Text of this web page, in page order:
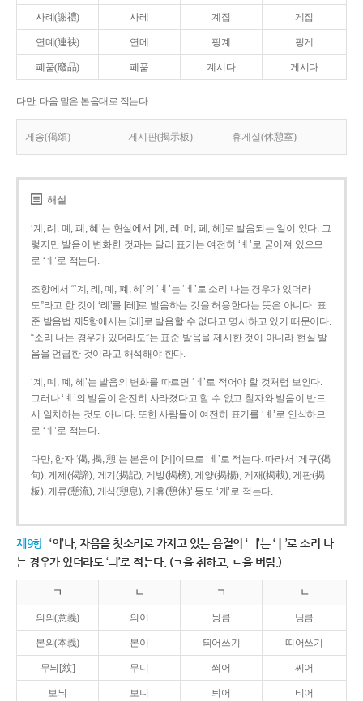
사례(謝禮) 사레 계집 게집
연몌(連袂) 연메 핑계 핑게
폐품(廢品) 페품 계시다 게시다
다만, 다음 말은 본음대로 적는다.
게송(偈頌) 게시판(揭示板) 휴게실(休憩室)
해설
‘계, 례, 몌, 폐, 혜’는 현실에서 [게, 레, 메, 페, 헤]로 발음되는 일이 있다. 그
렇지만 발음이 변화한 것과는 달리 표기는 여전히 ‘ㅖ’로 굳어져 있으므
로 ‘ㅖ’로 적는다.
조항에서 “‘계, 례, 몌, 폐, 혜’의 ‘ㅖ’는 ‘ㅔ’로 소리 나는 경우가 있더라
도”라고 한 것이 ‘례’를 [레]로 발음하는 것을 허용한다는 뜻은 아니다. 표
준 발음법 제5항에서는 [레]로 발음할 수 없다고 명시하고 있기 때문이다.
“소리 나는 경우가 있더라도”는 표준 발음을 제시한 것이 아니라 현실 발
음을 언급한 것이라고 해석해야 한다.
‘계, 몌, 폐, 혜’는 발음의 변화를 따르면 ‘ㅔ’로 적어야 할 것처럼 보인다.
그러나 ‘ㅖ’의 발음이 완전히 사라졌다고 할 수 없고 철자와 발음이 반드
시 일치하는 것도 아니다. 또한 사람들이 여전히 표기를 ‘ㅖ’로 인식하므
로 ‘ㅖ’로 적는다.
다만, 한자 ‘偈, 揭, 憩’는 본음이 [게]이므로 ‘ㅔ’로 적는다. 따라서 ‘게구(偈
句), 게제(偈諦), 게기(揭記), 게방(揭榜), 게양(揭揚), 게재(揭載), 게판(揭
板), 게류(憩流), 게식(憩息), 게휴(憩休)’ 등도 ‘게’로 적는다.
제9항 ‘의’나, 자음을 첫소리로 가지고 있는 음절의 ‘ㅢ’는 ‘ㅣ’로 소리 나
는 경우가 있더라도 ‘ㅢ’로 적는다. (ㄱ을 취하고, ㄴ을 버림.)
ㄱ ㄴ ㄱ ㄴ
의의(意義) 의이 닁큼 닝큼
본의(本義) 본이 띄어쓰기 띠어쓰기
무늬[紋] 무니 씌어 씨어
보늬 보니 틔어 티어